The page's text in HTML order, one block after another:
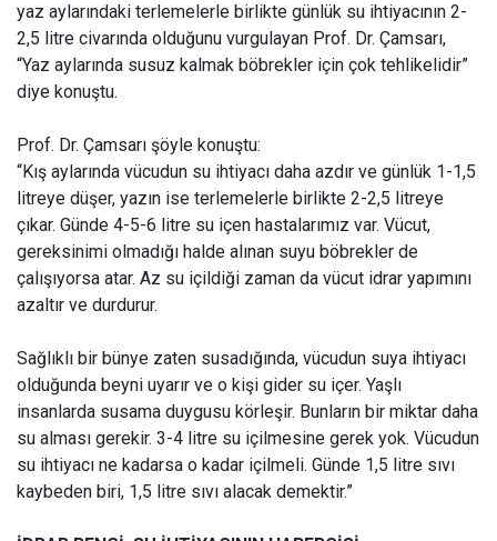
yaz aylarındaki terlemelerle birlikte günlük su ihtiyacının 2-
2,5 litre civarında olduğunu vurgulayan Prof. Dr. Çamsarı,
“Yaz aylarında susuz kalmak böbrekler için çok tehlikelidir”
diye konuştu.
Prof. Dr. Çamsarı şöyle konuştu:
“Kış aylarında vücudun su ihtiyacı daha azdır ve günlük 1-1,5
litreye düşer, yazın ise terlemelerle birlikte 2-2,5 litreye
çıkar. Günde 4-5-6 litre su içen hastalarımız var. Vücut,
gereksinimi olmadığı halde alınan suyu böbrekler de
çalışıyorsa atar. Az su içildiği zaman da vücut idrar yapımını
azaltır ve durdurur.
Sağlıklı bir bünye zaten susadığında, vücudun suya ihtiyacı
olduğunda beyni uyarır ve o kişi gider su içer. Yaşlı
insanlarda susama duygusu körleşir. Bunların bir miktar daha
su alması gerekir. 3-4 litre su içilmesine gerek yok. Vücudun
su ihtiyacı ne kadarsa o kadar içilmeli. Günde 1,5 litre sıvı
kaybeden biri, 1,5 litre sıvı alacak demektir.”